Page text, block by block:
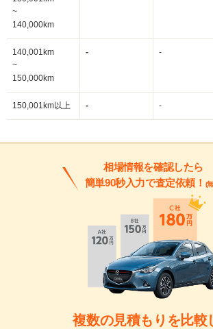
~
140,000km
140,001km
~
150,000km
- -
150,001km以上 - -
相場情報を確認したら
簡単90秒入力で査定依頼！ (
複数の見積もりを比較